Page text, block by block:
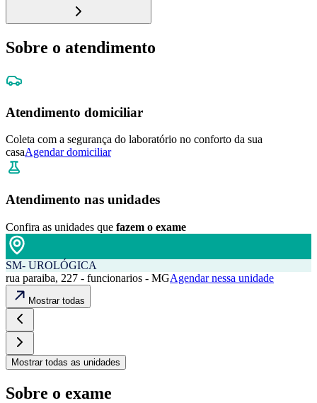
Sobre o atendimento
Atendimento domiciliar
Coleta com a segurança do laboratório no conforto da sua
casaAgendar domiciliar
Atendimento nas unidades
Confira as unidades que fazem o exame
SM- UROLÓGICA
rua paraiba, 227 - funcionarios - MGAgendar nessa unidade
Mostrar todas
Mostrar todas as unidades
Sobre o exame